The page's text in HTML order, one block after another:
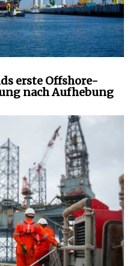
erste Offshore-
nach Aufhebung